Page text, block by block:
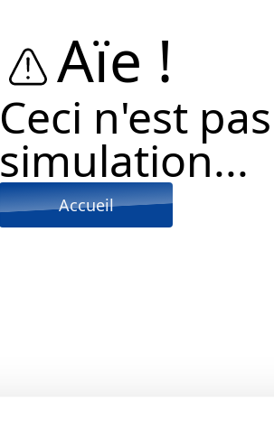
Aïe !
Ceci n'est
simulation...
Accueil